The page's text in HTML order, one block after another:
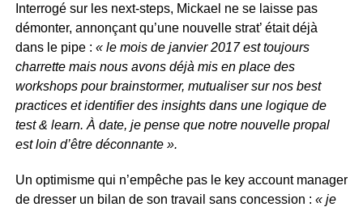
Interrogé sur les next-steps, Mickael ne se laisse pas
démonter, annonçant qu’une nouvelle strat’ était déjà
dans le pipe : « le mois de janvier 2017 est toujours
charrette mais nous avons déjà mis en place des
workshops pour brainstormer, mutualiser sur nos best
practices et identifier des insights dans une logique de
test & learn. À date, je pense que notre nouvelle propal
est loin d’être déconnante ».
Un optimisme qui n’empêche pas le key account manager
de dresser un bilan de son travail sans concession : « je